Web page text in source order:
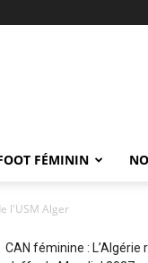
FÉMININ
l'USM Alger
CAN féminine : L’Algérie